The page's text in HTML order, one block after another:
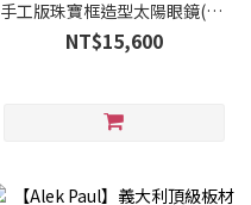
手工版珠寶框造型太陽眼鏡(黑)
AP500101
NT$15,600